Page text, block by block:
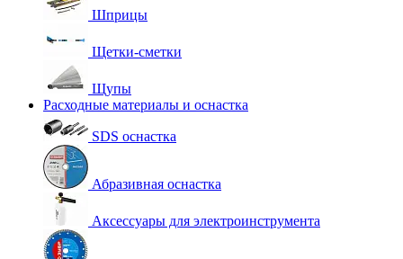
Шприцы
Щетки-сметки
Щупы
Расходные материалы и оснастка
SDS оснастка
Абразивная оснастка
Аксессуары для электроинструмента